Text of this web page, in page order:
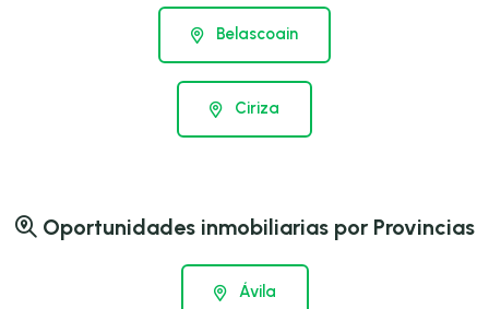
Belascoain
Ciriza
Oportunidades inmobiliarias por Provincias
Ávila